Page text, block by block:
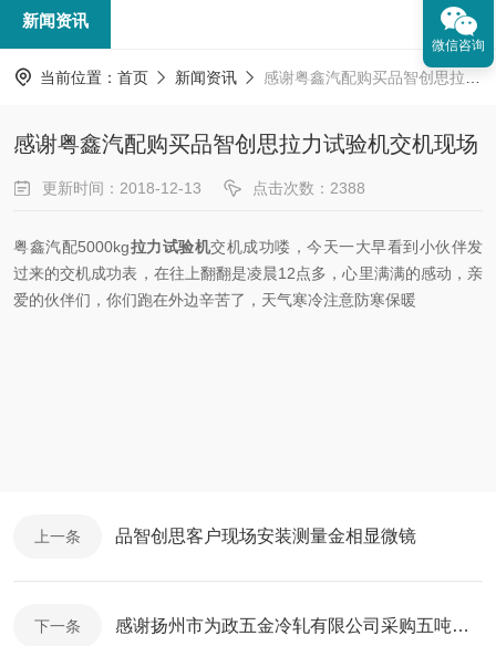
新闻资讯
当前位置： 首页 新闻资讯 感谢粤鑫汽配购买品智创思拉力试验机交机现场
感谢粤鑫汽配购买品智创思拉力试验机交机现场
更新时间：2018-12-13 点击次数：2388
粤鑫汽配5000kg拉力试验机交机成功喽，今天一大早看到小伙伴发
过来的交机成功表，在往上翻翻是凌晨12点多，心里满满的感动，亲
爱的伙伴们，你们跑在外边辛苦了，天气寒冷注意防寒保暖
上一条 品智创思客户现场安装测量金相显微镜
下一条 感谢扬州市为政五金冷轧有限公司采购五吨拉力试验机
微信咨询